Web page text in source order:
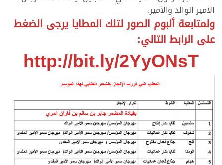
الامير الوالد والأمير.
ولمتابعة ألبوم الصور لتلك المطايا يرجى الضغط
على الرابط التالي:
http://bit.ly/2YyONsT